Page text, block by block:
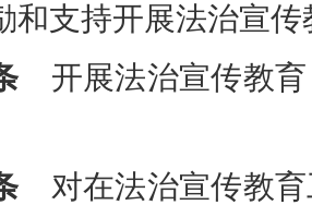
和支持开展法治宣
开展法治宣传教育
对在法治宣传教育